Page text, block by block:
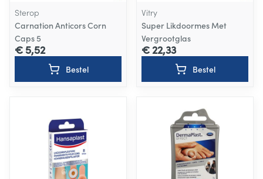
Sterop
Carnation Anticors Corn
Caps 5
€ 5,52
Bestel
Vitry
Super Likdoormes Met
Vergrootglas
€ 22,33
Bestel